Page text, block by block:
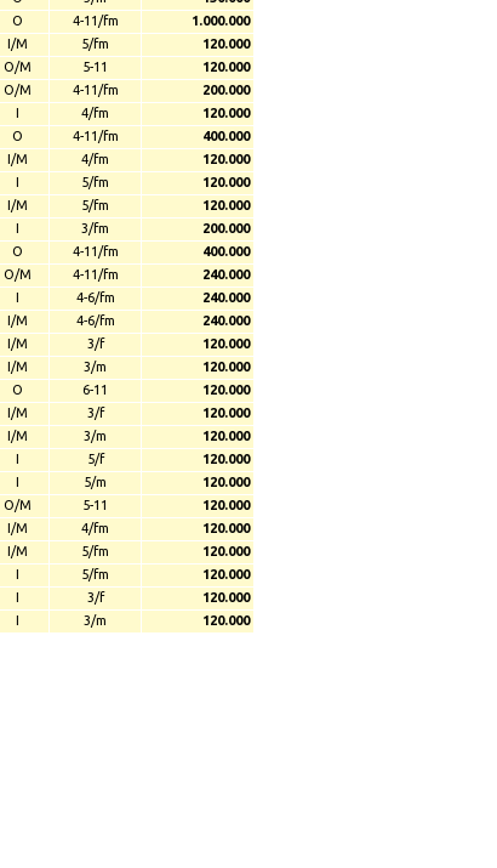
O 4-11/fm
1.000.000
I/M 5/fm
120.000
O/M 5-11
120.000
O/M 4-11/fm
200.000
I 4/fm
120.000
O 4-11/fm
400.000
I/M 4/fm
120.000
I 5/fm
120.000
I/M 5/fm
120.000
I 3/fm
200.000
O 4-11/fm
400.000
O/M 4-11/fm
240.000
I 4-6/fm
240.000
I/M 4-6/fm
240.000
I/M 3/f
120.000
I/M 3/m
120.000
O 6-11
120.000
I/M 3/f
120.000
I/M 3/m
120.000
I 5/f
120.000
I 5/m
120.000
O/M 5-11
120.000
I/M 4/fm
120.000
I/M 5/fm
120.000
I 5/fm
120.000
I 3/f
120.000
I 3/m 120.000